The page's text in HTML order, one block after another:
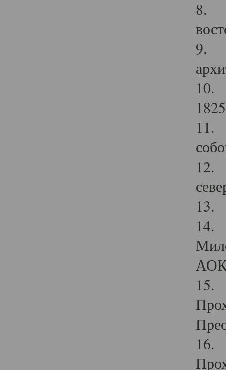
8.
9.
10.
11.
12.
13.
14.
15.
16.